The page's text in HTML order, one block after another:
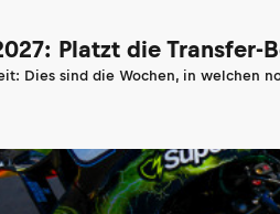
Platzt die Transfer-
Dies sind die Wochen, in welchen